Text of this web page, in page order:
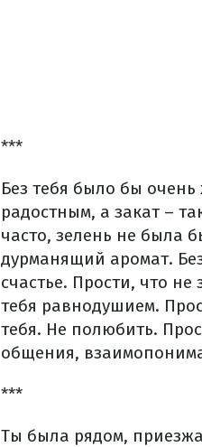
***
Без тебя было бы
радостным, а закат –
часто, зелень не была
дурманящий аромат.
счастье. Прости, что
тебя равнодушием.
тебя. Не полюбить.
общения,
***
Ты была рядом,